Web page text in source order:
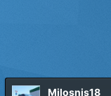
Milosnis18